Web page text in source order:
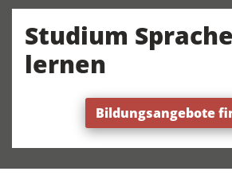
Studium
lernen
Bildungsangebote